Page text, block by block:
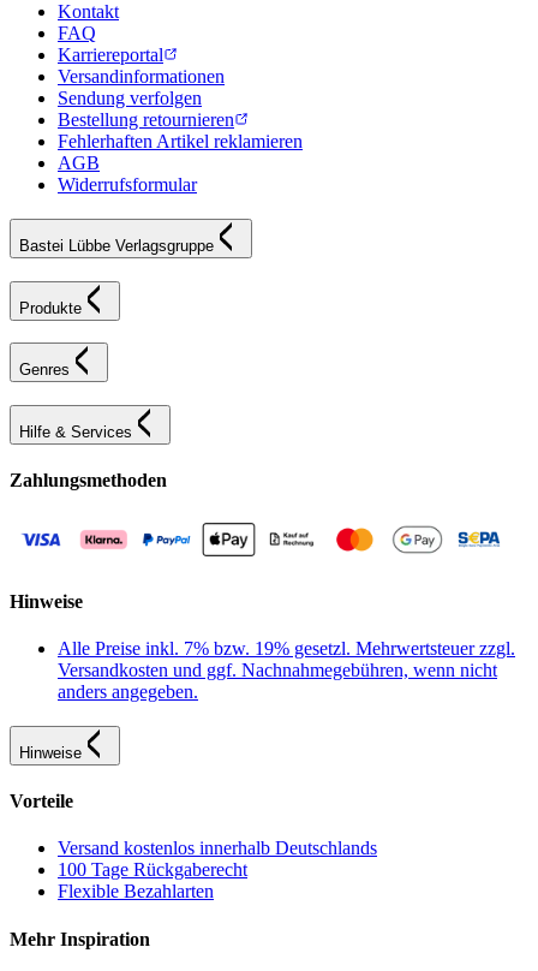
Kontakt
FAQ
Karriereportal
Versandinformationen
Sendung verfolgen
Bestellung retournieren
Fehlerhaften Artikel reklamieren
AGB
Widerrufsformular
Bastei Lübbe Verlagsgruppe
Produkte
Genres
Hilfe & Services
Zahlungsmethoden
Hinweise
Alle Preise inkl. 7% bzw. 19% gesetzl. Mehrwertsteuer zzgl.
Versandkosten und ggf. Nachnahmegebühren, wenn nicht
anders angegeben.
Hinweise
Vorteile
Versand kostenlos innerhalb Deutschlands
100 Tage Rückgaberecht
Flexible Bezahlarten
Mehr Inspiration